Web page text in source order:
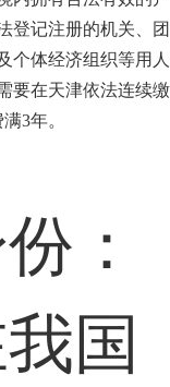
登记注册的机关、团
个体经济组织等用人
要在天津依法连续缴
3年。
：
国